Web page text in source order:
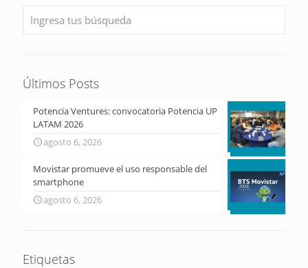
Últimos Posts
Potencia Ventures: convocatoria Potencia UP
LATAM 2026
agosto 6, 2026
Movistar promueve el uso responsable del
smartphone
agosto 6, 2026
Etiquetas